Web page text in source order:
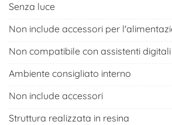
Senza luce
Non include accessori per
Non compatibile con assistenti digitali
Ambiente consigliato interno
Non include accessori
Struttura realizzata in resina